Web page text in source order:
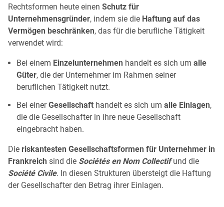
Rechtsformen heute einen Schutz für
Unternehmensgründer, indem sie die Haftung auf das
Vermögen beschränken, das für die berufliche Tätigkeit
verwendet wird:
Bei einem Einzelunternehmen handelt es sich um alle
Güter, die der Unternehmer im Rahmen seiner
beruflichen Tätigkeit nutzt.
Bei einerGesellschaft handelt es sich um alle Einlagen,
die die Gesellschafter in ihre neue Gesellschaft
eingebracht haben.
Die riskantesten Gesellschaftsformen für Unternehmer in
Frankreich sind die Sociétés en Nom Collectifund die
Société Civile. In diesen Strukturen übersteigt die Haftung
der Gesellschafter den Betrag ihrer Einlagen.